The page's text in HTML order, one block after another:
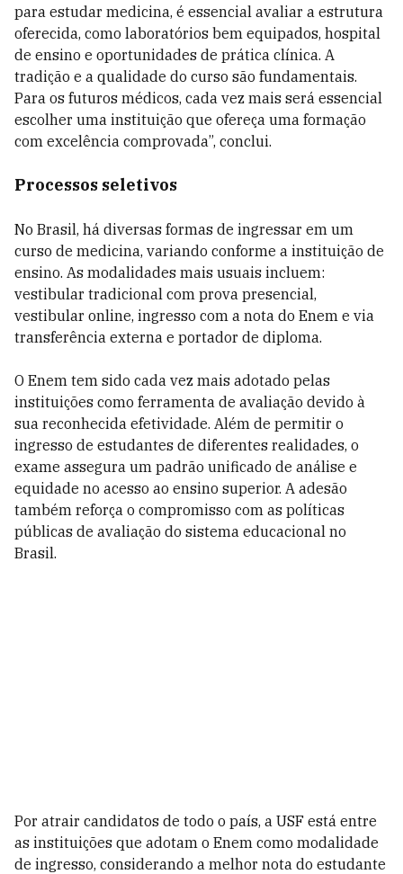
para estudar medicina, é essencial avaliar a estrutura
oferecida, como laboratórios bem equipados, hospital
de ensino e oportunidades de prática clínica. A
tradição e a qualidade do curso são fundamentais.
Para os futuros médicos, cada vez mais será essencial
escolher uma instituição que ofereça uma formação
com excelência comprovada”, conclui.
Processos seletivos
No Brasil, há diversas formas de ingressar em um
curso de medicina, variando conforme a instituição de
ensino. As modalidades mais usuais incluem:
vestibular tradicional com prova presencial,
vestibular online, ingresso com a nota do Enem e via
transferência externa e portador de diploma.
O Enem tem sido cada vez mais adotado pelas
instituições como ferramenta de avaliação devido à
sua reconhecida efetividade. Além de permitir o
ingresso de estudantes de diferentes realidades, o
exame assegura um padrão unificado de análise e
equidade no acesso ao ensino superior. A adesão
também reforça o compromisso com as políticas
públicas de avaliação do sistema educacional no
Brasil.
Por atrair candidatos de todo o país, a USF está entre
as instituições que adotam o Enem como modalidade
de ingresso, considerando a melhor nota do estudante